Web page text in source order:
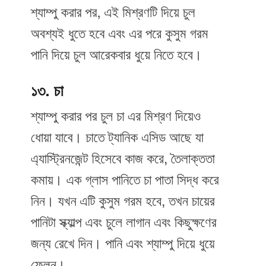
শ্যাম্পু করার পর, এই মিশ্রণটি দিয়ে চুল
অবশ্যই ধুতে হবে এবং এর পরে কুসুম গরম
পানি দিয়ে চুল আরেকবার ধুয়ে নিতে হবে।
১৩. চা
শ্যাম্পু করার পর চুল চা এর মিশ্রণ দিয়েও
ধোয়া যাবে। চাতে ট্যানিক এসিড আছে যা
এ্যাস্ট্রিনজেন্ট হিসেবে কাজ করে, তৈলাক্ততা
কমায়। এক গ্লাস পানিতে চা পাতা সিদ্ধ করে
নিন। যখন এটি কুসুম গরম হবে, তখন চায়ের
পানিটা স্ক্যাল্প এবং চুলে লাগান এবং কিছুক্ষণের
জন্য রেখে দিন। পানি এবং শ্যাম্পু দিয়ে ধুয়ে